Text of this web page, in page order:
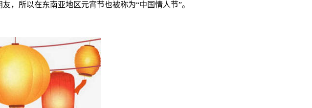
，所以在东南亚地区元宵节也被称为“中国情人节”。